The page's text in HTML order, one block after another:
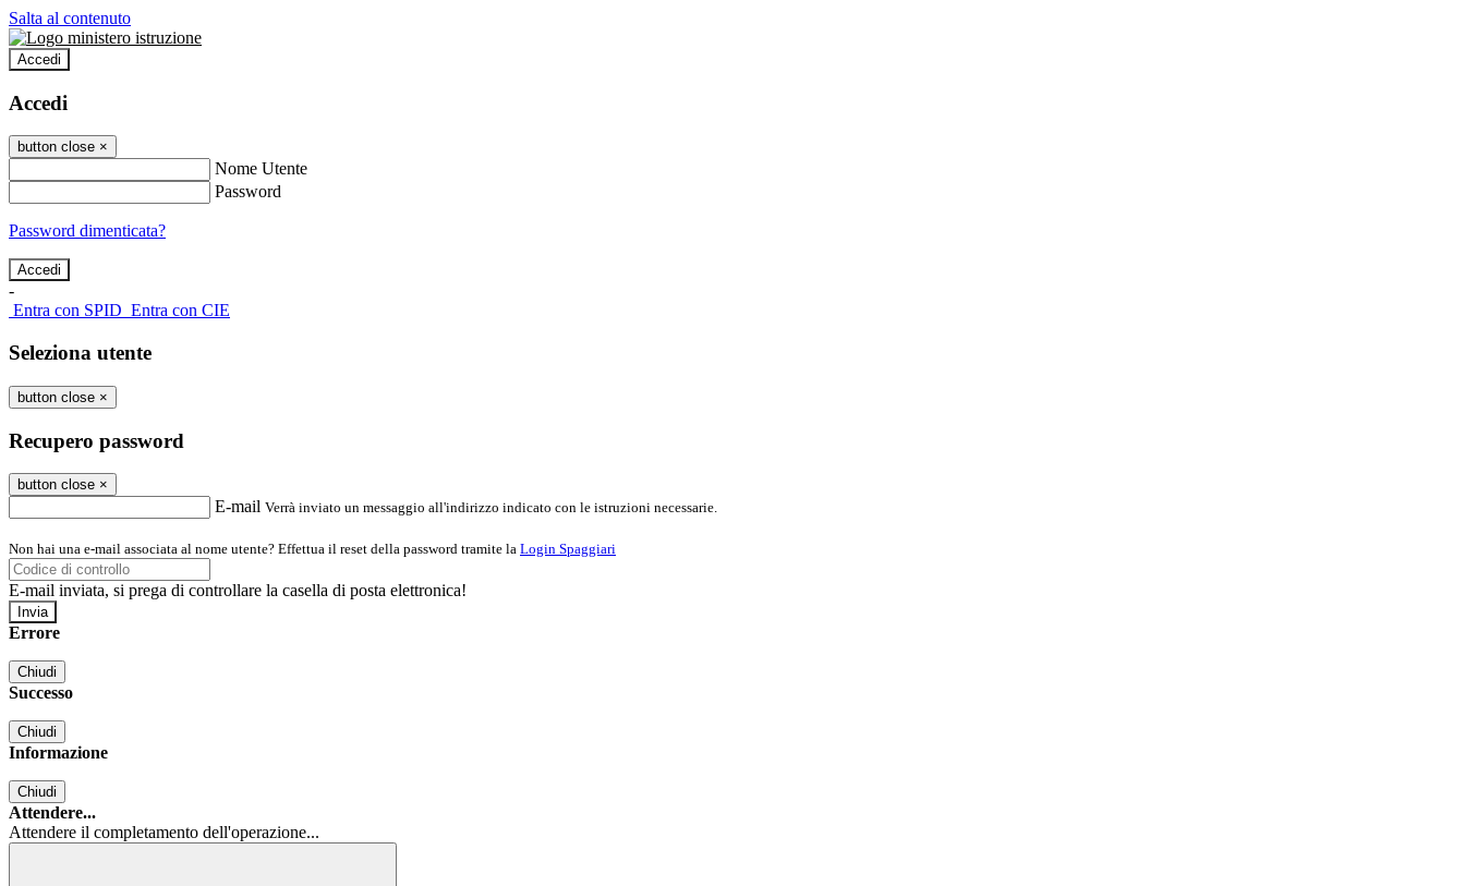
Salta al contenuto
Accedi
Accedi
button close ×
Nome Utente
Password
Password dimenticata?
-
Entra con SPID Entra con CIE
Seleziona utente
button close ×
Recupero password
button close ×
E-mail Verrà inviato un messaggio all'indirizzo indicato con le istruzioni necessarie.
Non hai una e-mail associata al nome utente? Effettua il reset della password tramite la Login Spaggiari
E-mail inviata, si prega di controllare la casella di posta elettronica!
Errore
Chiudi
Successo
Chiudi
Informazione
Chiudi
Attendere...
Attendere il completamento dell'operazione...